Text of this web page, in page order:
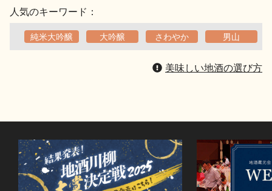
人気のキーワード：
純米大吟醸 大吟醸 さわやか 男山
美味しい地酒の選び方